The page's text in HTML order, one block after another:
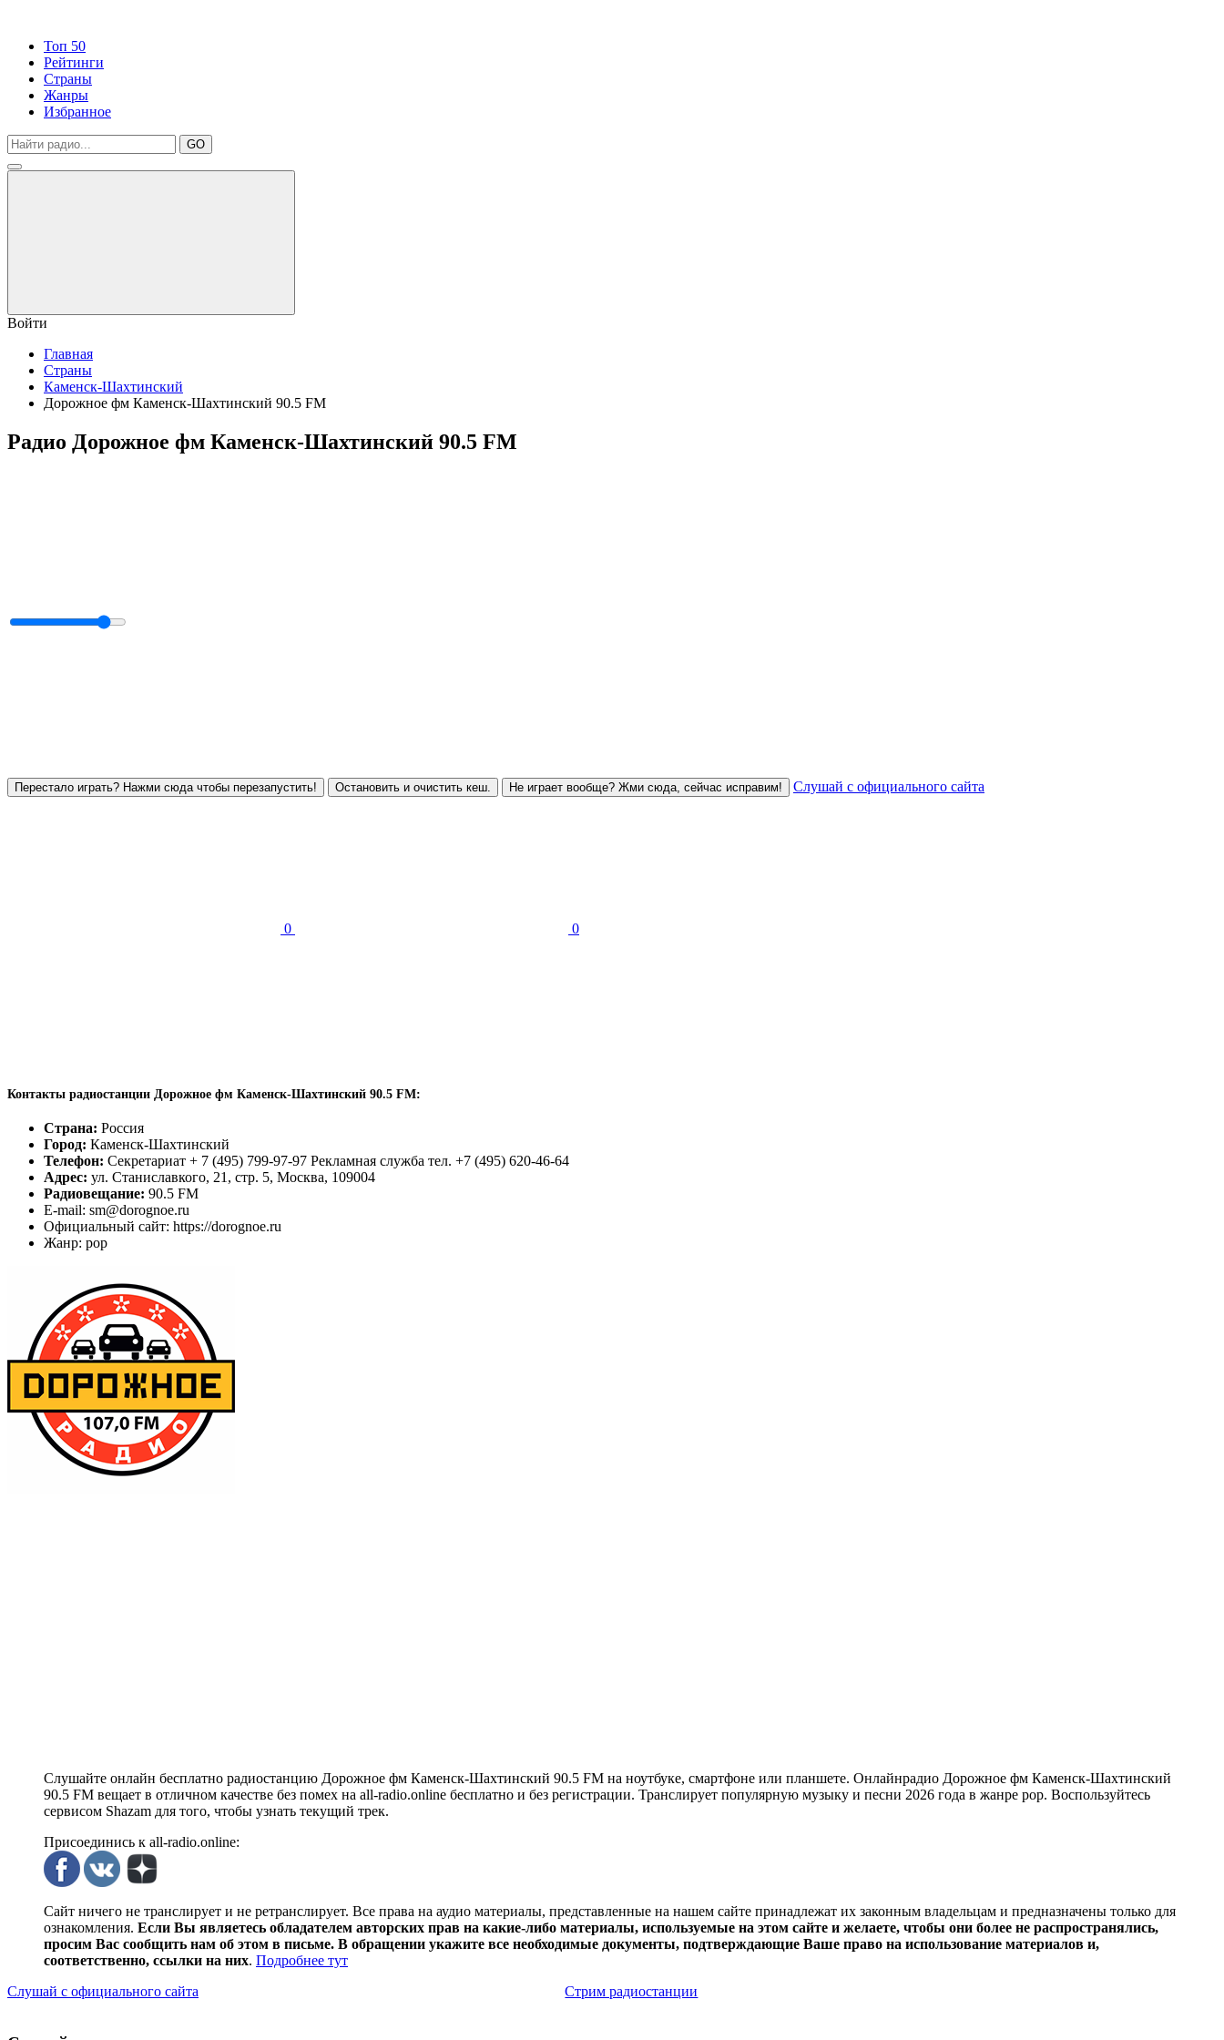
Топ 50
Рейтинги
Страны
Жанры
Избранное
GO
Войти
Главная
Страны
Каменск-Шахтинский
Дорожное фм Каменск-Шахтинский 90.5 FM
Радио Дорожное фм Каменск-Шахтинский 90.5 FM
Перестало играть? Нажми сюда чтобы перезапустить! Остановить и очистить кеш. Не играет вообще? Жми сюда, сейчас исправим! Слушай с официального сайта
0 0
Контакты радиостанции Дорожное фм Каменск-Шахтинский 90.5 FM:
Страна: Россия
Город: Каменск-Шахтинский
Телефон: Секретариат + 7 (495) 799-97-97 Рекламная служба тел. +7 (495) 620-46-64
Адрес: ул. Станиславкого, 21, стр. 5, Москва, 109004
Радиовещание: 90.5 FM
E-mail: sm@dorognoe.ru
Официальный сайт: https://dorognoe.ru
Жанр: pop
Слушайте онлайн бесплатно радиостанцию Дорожное фм Каменск-Шахтинский 90.5 FM на ноутбуке, смартфоне или планшете. Онлайнрадио Дорожное фм Каменск-Шахтинский
90.5 FM вещает в отличном качестве без помех на all-radio.online бесплатно и без регистрации. Транслирует популярную музыку и песни 2026 года в жанре pop. Воспользуйтесь
сервисом Shazam для того, чтобы узнать текущий трек.
Присоединись к all-radio.online:
Сайт ничего не транслирует и не ретранслирует. Все права на аудио материалы, представленные на нашем сайте принадлежат их законным владельцам и предназначены только для
ознакомления. Если Вы являетесь обладателем авторских прав на какие-либо материалы, используемые на этом сайте и желаете, чтобы они более не распространялись,
просим Вас сообщить нам об этом в письме. В обращении укажите все необходимые документы, подтверждающие Ваше право на использование материалов и,
соответственно, ссылки на них. Подробнее тут
Слушай с официального сайта
Стрим радиостанции